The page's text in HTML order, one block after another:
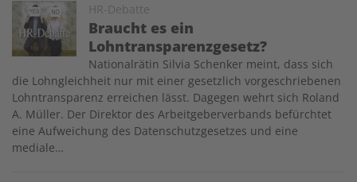
HR-Debatte
Braucht es ein
Lohntransparenzgesetz?­
Image
Nationalrätin Silvia Schenker meint, dass sich
die Lohngleichheit nur mit einer gesetzlich vorgeschriebenen
­Lohntransparenz erreichen lässt. Dagegen wehrt sich Roland
A. Müller. Der Direktor des Arbeitgeberverbands befürchtet
eine Aufweichung des Datenschutzgesetzes und eine
mediale…